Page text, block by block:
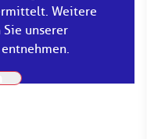
Weitere
unserer
entnehmen.